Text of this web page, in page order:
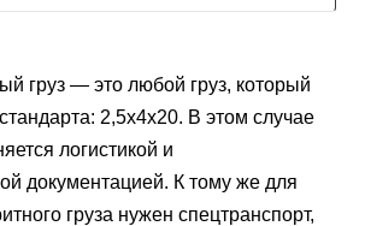
груз — это любой груз, который
2,5х4х20. В этом случае
логистикой и
документацией. К тому же для
груза нужен спецтранспорт,